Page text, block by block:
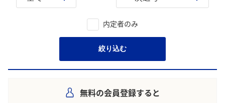
内定者のみ
絞り込む
無料の会員登録すると